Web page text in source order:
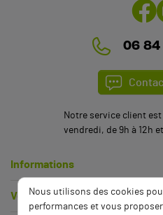
06 84
Notre service client
vendredi, de 9h à 12h
Informations
Votre compte
Nous utilisons des cookies
performances et vous